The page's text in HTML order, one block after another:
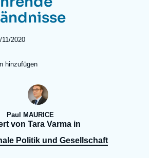
Anmelden
11/2020
hinzufügen
Paul MAURICE
von Tara Varma in
Politik und Gesellschaft